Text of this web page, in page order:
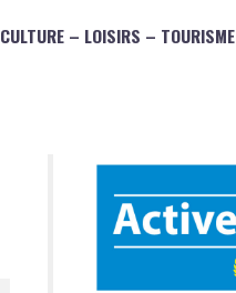
CULTURE – LOISIRS – TOURISME